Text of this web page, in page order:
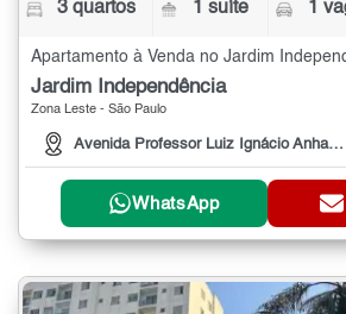
3 quartos 1 suíte 1
Jardim Independência
Zona Leste - São Paulo
Avenida Professor Luiz Ignácio Anhaia Mello, 3660
WhatsApp